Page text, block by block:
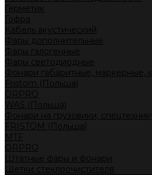
Герметик
Гофра
Кабель акустический
Фары дополнительные
Фары галогенные
Фары светодиодные
Фонари габаритные, маркерные,
Fristom (Польша)
ORPRO
WAS (Польша)
Фонари на грузовики,
FRISTOM (Польша)
MTF
ORPRO
Штатные фары и фонари
Щетки стеклоочистителя